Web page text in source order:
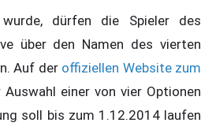
dürfen die Spieler des
über den Namen des vierten
Auf der offiziellen Website zum
einer von vier Optionen
soll bis zum 1.12.2014 laufen